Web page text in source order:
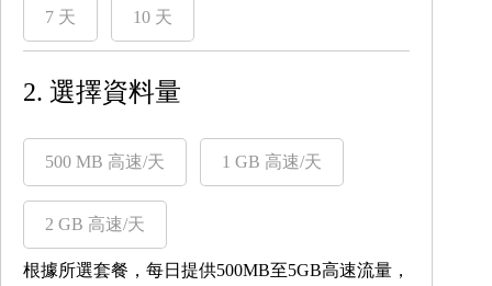
7 天 10 天
2. 選擇資料量
500 MB 高速/天 1 GB 高速/天
2 GB 高速/天
根據所選套餐，每日提供500MB至5GB高速流量，